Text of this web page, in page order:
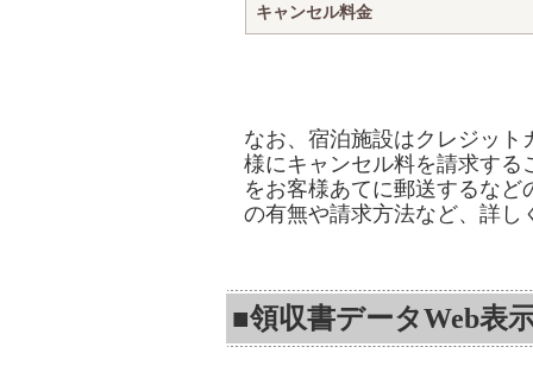
キャンセル料金
なお、宿泊施設はクレジッ
様にキャンセル料を請求する
をお客様あてに郵送するな
の有無や請求方法など、詳し
■領収書データWeb表